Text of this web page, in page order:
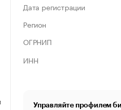
Дата регистрации
Регион
ОГРНИП
ИНН
Управляйте профилем